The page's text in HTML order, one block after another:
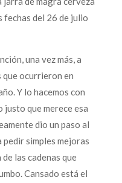
fechas del 26 de julio
una vez más, a
ocurrieron en
Y lo hacemos con
que merece esa
dio un paso al
simples mejoras
las cadenas que
Cansado está el